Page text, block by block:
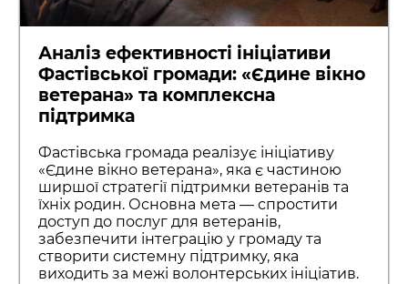
Аналіз ефективності ініціативи
Фастівської громади: «Єдине вікно
ветерана» та комплексна
підтримка
Фастівська громада реалізує ініціативу
«Єдине вікно ветерана», яка є частиною
ширшої стратегії підтримки ветеранів та
їхніх родин. Основна мета — спростити
доступ до послуг для ветеранів,
забезпечити інтеграцію у громаду та
створити системну підтримку, яка
виходить за межі волонтерських ініціатив.